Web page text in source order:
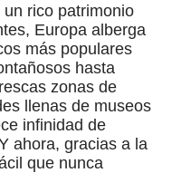
rico patrimonio
Europa alberga
más populares
hasta
zonas de
llenas de museos
infinidad de
ahora, gracias a la
que nunca